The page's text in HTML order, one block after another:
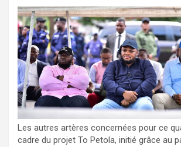
Les autres artères concernées pour ce
cadre du projet To Petola, initié grâce au